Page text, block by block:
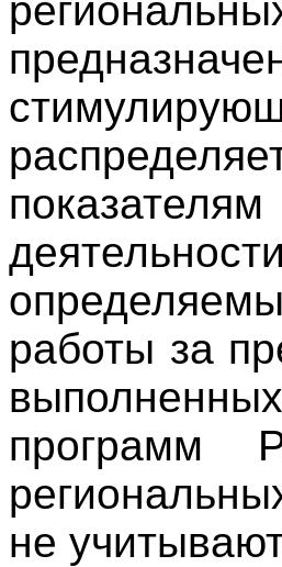
работы за
программ
не